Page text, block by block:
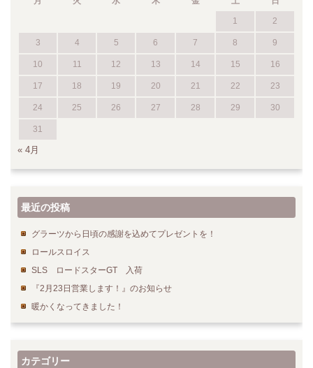
1 2
3 4 5 6 7 8 9
10 11 12 13 14 15 16
17 18 19 20 21 22 23
24 25 26 27 28 29 30
31
« 4月
最近の投稿
グラーツから日頃の感謝を込めてプレゼントを！
ロールスロイス
SLS ロードスターGT 入荷
『2月23日営業します！』のお知らせ
暖かくなってきました！
カテゴリー